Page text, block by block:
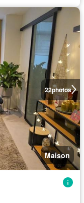
22photos
Maison